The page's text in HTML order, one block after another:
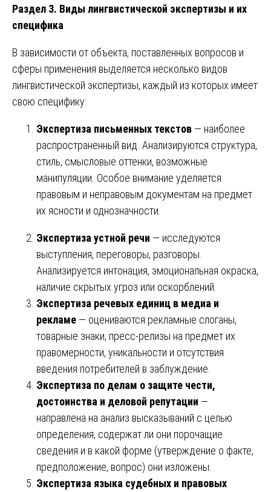
Раздел 3. Виды лингвистической экспертизы и их
специфика
В зависимости от объекта, поставленных вопросов и
сферы применения выделяется несколько видов
лингвистической экспертизы, каждый из которых имеет
свою специфику:
Экспертиза письменных текстов — наиболее
распространенный вид. Анализируются структура,
стиль, смысловые оттенки, возможные
манипуляции. Особое внимание уделяется
правовым и неправовым документам на предмет
их ясности и однозначности.
Экспертиза устной речи — исследуются
выступления, переговоры, разговоры.
Анализируется интонация, эмоциональная окраска,
наличие скрытых угроз или оскорблений.
Экспертиза речевых единиц в медиа и
рекламе — оцениваются рекламные слоганы,
товарные знаки, пресс-релизы на предмет их
правомерности, уникальности и отсутствия
введения потребителей в заблуждение.
Экспертиза по делам о защите чести,
достоинства и деловой репутации —
направлена на анализ высказываний с целью
определения, содержат ли они порочащие
сведения и в какой форме (утверждение о факте,
предположение, вопрос) они изложены.
Экспертиза языка судебных и правовых